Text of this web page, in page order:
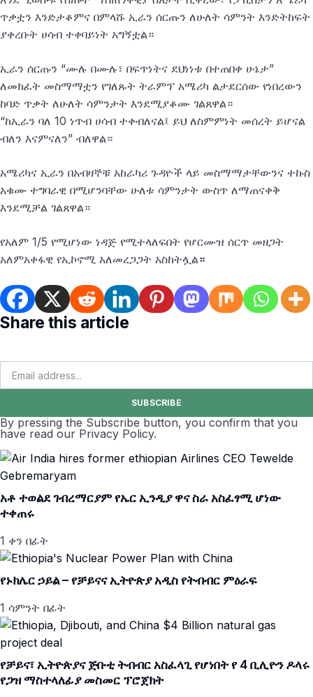
ጥቃቷን እንድታቆምና በምላሹ ኢራን ሰርጡን ለሁለት ሳምንት እንድትከፍት
ያቀረቡት ሀሳብ ተቀባይነት አግኝቷል።
ኢራን ሰርጡን “ሙሉ በሙሉ፣ በፍጥነትና ደህነነቱ በተጠበቀ ሁኔታ”
ለመክፈት መስማማቷን የገለጹት ትራምፕ አሜሪካ ልታደርሰው የነበረውን
ከባድ ጥቃት ለሁለት ሳምንታት እንደሚያቆሙ ገልጸዋል።
“ከኢራን ባለ 10 ነጥብ ሀሳብ ተቀብለናል፤ ይህ ለስምምነት መሰረት ይሆናል
ብለን እናምናለን” ብለዋል።
አሜሪካና ኢራን በአብዛኞቹ አከራካሪ ጉዳዮች ላይ መስማማታቸውንና ተኩስ
አቁሙ ተግባራዊ በሚሆንባቸው ሁለቱ ሳምንታት ውስጥ ለማጠናቀቅ
እንደሚቻል ገልጸዋል።
የአለም 1/5 የሚሆነው ነዳጅ የሚተላለፍበት የሆርሙዝ ሰርጥ መዘጋት
አለምአቀፋዊ የኢኮኖሚ አለመረጋጋት አስከትሏል።
Share this article
SUBSCRIBE
By pressing the Subscribe button, you confirm that you
have read our Privacy Policy.
አቶ ተወልደ ገብረማርያም የኤር ኢንዲያ ዋና ስራ አስፈፃሚ ሆነው
ተቀጠሩ
1 ቀን በፊት
የኑክሌር ኃይል – የቻይናና ኢትዮጵያ አዲስ የትብብር ምዕራፍ
1 ሳምንት በፊት
የቻይና፣ ኢትዮጵያና ጅቡቲ ትብብር አስፈላጊ የሆነበት የ 4 ቢሊዮን ዶላሩ
የጋዝ ማስተላለፊያ መስመር ፕሮጀክት